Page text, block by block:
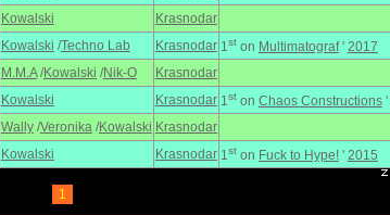
Kowalski Krasnodar
Kowalski /Techno Lab Krasnodar 1ston Multimatograf' 2017
M.M.A/Kowalski /Nik-O Krasnodar
Kowalski Krasnodar 1ston Chaos Constructions'
Wally/Veronika/Kowalski Krasnodar
Kowalski Krasnodar 1ston Fuck to Hype!' 2015
1